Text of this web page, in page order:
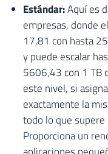
Estándar:Aquí es
empresas, donde
17,81 con hasta
y puede escalar
5606,43 con 1 TB
este nivel, si
exactamente la
todo lo que
Proporciona un